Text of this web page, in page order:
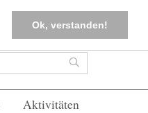
Ok, verstanden!
FAQs Einloggen
Suche
Aktivitäten